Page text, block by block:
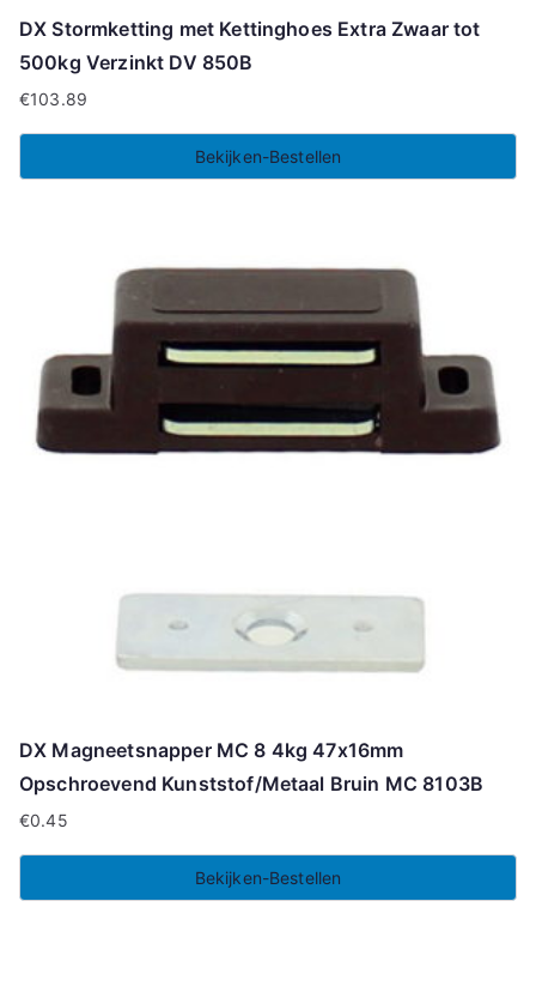
DX Stormketting met Kettinghoes Extra Zwaar tot
500kg Verzinkt DV 850B
€103.89
Bekijken-Bestellen
DX Magneetsnapper MC 8 4kg 47x16mm
Opschroevend Kunststof/Metaal Bruin MC 8103B
€0.45
Bekijken-Bestellen